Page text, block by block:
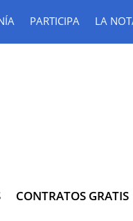
PARTICIPA LA
CONTRATOS GRATIS